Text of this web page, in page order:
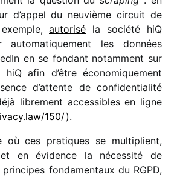
d’appel du neuvième circuit de
auto­risé la société hiQ
les données
en se fondant notam­ment sur
afin d’être écono­mi­que­ment
d’attente de confi­den­tia­lité
libre­ment acces­sibles en ligne
​1​50/).
où ces pratiques se multi­plient,
en évidence la néces­sité de
fonda­men­taux du RGPD,